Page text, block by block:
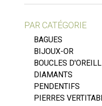
PAR CATÉGORIE
BAGUES
BIJOUX-OR
BOUCLES
DIAMANTS
PENDENTIFS
PIERRES